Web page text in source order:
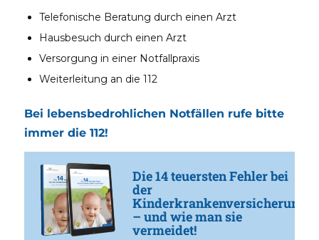
Telefonische Beratung durch einen Arzt
Hausbesuch durch einen Arzt
Versorgung in einer Notfallpraxis
Weiterleitung an die 112
Bei lebensbedrohlichen Notfällen rufe bitte
immer die 112!
Die 14 teuersten Fehler bei
der
Kinderkrankenversicherung
– und wie man sie
vermeidet!